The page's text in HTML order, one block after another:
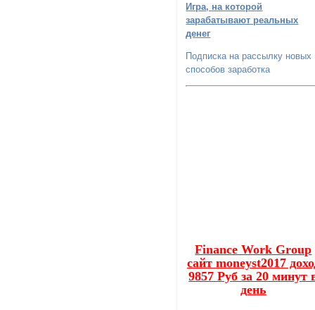
Игра, на которой
зарабатывают реальных
денег
Подписка на рассылку новых
способов заработка
Finance Work Group
сайт moneyst2017
9857 Руб за 20 минут
день